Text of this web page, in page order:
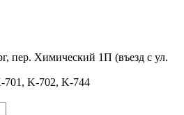
пер. Химический 1П (въезд с ул.
701, K-702, K-744